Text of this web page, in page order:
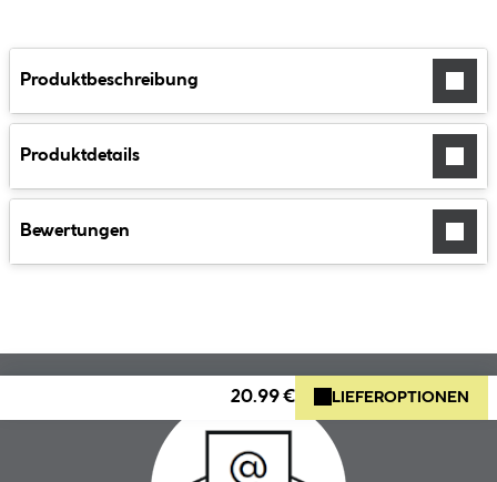
Produktbeschreibung
Produktdetails
Bewertungen
20.99 € LIEFEROPTIONEN